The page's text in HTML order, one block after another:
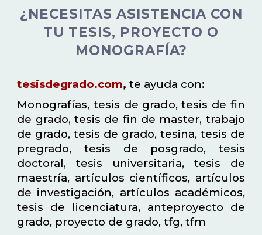
¿NECESITAS ASISTENCIA CON
TU TESIS, PROYECTO O
MONOGRAFÍA?
tesisdegrado.com, te ayuda con:
Monografías, tesis de grado, tesis de fin
de grado, tesis de fin de master, trabajo
de grado, tesis de grado, tesina, tesis de
pregrado, tesis de posgrado, tesis
doctoral, tesis universitaria, tesis de
maestría, artículos científicos, artículos
de investigación, artículos académicos,
tesis de licenciatura, anteproyecto de
grado, proyecto de grado, tfg, tfm